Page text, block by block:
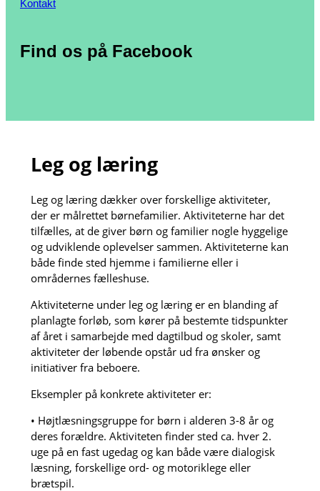
Kontakt
Find os på Facebook
Leg og læring
Leg og læring dækker over forskellige aktiviteter,
der er målrettet børnefamilier. Aktiviteterne har det
tilfælles, at de giver børn og familier nogle hyggelige
og udviklende oplevelser sammen. Aktiviteterne kan
både finde sted hjemme i familierne eller i
områdernes fælleshuse.
Aktiviteterne under leg og læring er en blanding af
planlagte forløb, som kører på bestemte tidspunkter
af året i samarbejde med dagtilbud og skoler, samt
aktiviteter der løbende opstår ud fra ønsker og
initiativer fra beboere.
Eksempler på konkrete aktiviteter er:
• Højtlæsningsgruppe for børn i alderen 3-8 år og
deres forældre. Aktiviteten finder sted ca. hver 2.
uge på en fast ugedag og kan både være dialogisk
læsning, forskellige ord- og motoriklege eller
brætspil.